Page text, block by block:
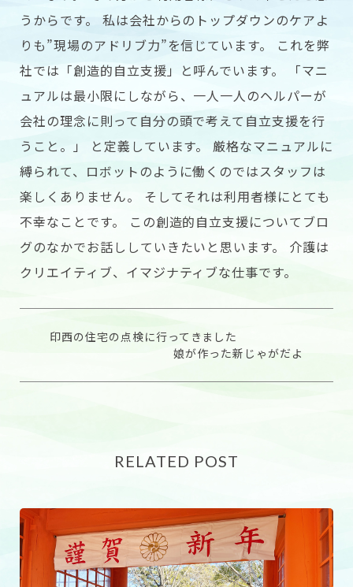
うからです。 私は会社からのトップダウンのケアよ
りも”現場のアドリブ力”を信じています。 これを弊
社では「創造的自立支援」と呼んでいます。 「マニ
ュアルは最小限にしながら、一人一人のヘルパーが
会社の理念に則って自分の頭で考えて自立支援を行
うこと。」 と定義しています。 厳格なマニュアルに
縛られて、ロボットのように働くのではスタッフは
楽しくありません。 そしてそれは利用者様にとても
不幸なことです。 この創造的自立支援についてブロ
グのなかでお話ししていきたいと思います。 介護は
クリエイティブ、イマジナティブな仕事です。
印西の住宅の点検に行ってきました
娘が作った新じゃがだよ
RELATED POST